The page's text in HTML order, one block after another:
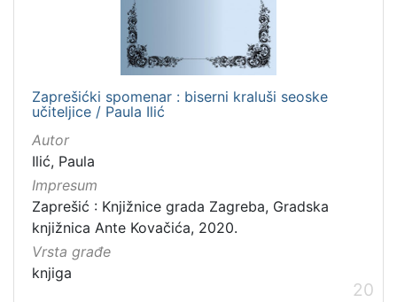
Zaprešićki spomenar : biserni kraluši seoske
učiteljice / Paula Ilić
Autor
Ilić, Paula
Impresum
Zaprešić : Knjižnice grada Zagreba, Gradska
knjižnica Ante Kovačića, 2020.
Vrsta građe
knjiga
20